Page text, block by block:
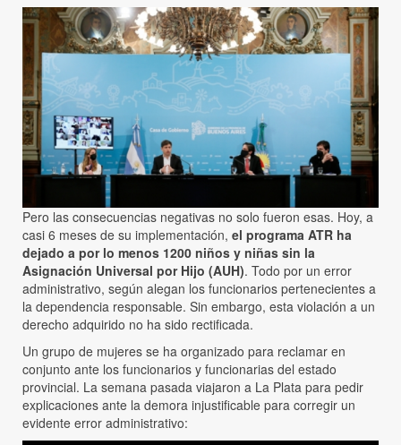
Pero las consecuencias negativas no solo fueron esas. Hoy, a
casi 6 meses de su implementación, el programa ATR ha
dejado a por lo menos 1200 niños y niñas sin la
Asignación Universal por Hijo (AUH). Todo por un error
administrativo, según alegan los funcionarios pertenecientes a
la dependencia responsable. Sin embargo, esta violación a un
derecho adquirido no ha sido rectificada.
Un grupo de mujeres se ha organizado para reclamar en
conjunto ante los funcionarios y funcionarias del estado
provincial. La semana pasada viajaron a La Plata para pedir
explicaciones ante la demora injustificable para corregir un
evidente error administrativo: